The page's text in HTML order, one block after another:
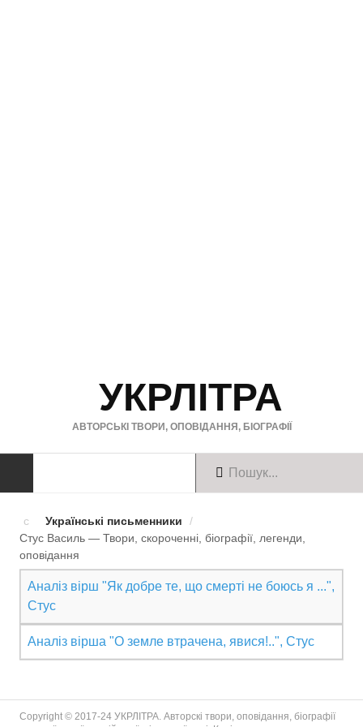
УКРЛІТРА
АВТОРСЬКІ ТВОРИ, ОПОВІДАННЯ, БІОГРАФІЇ
Твори українською
Твори англійською
Твори німецькою
БІОГРАФІЇ
Українські письменники
/
Стус Василь — Твори, скороченні, біографії, легенди,
оповiдання
Аналіз вірш "Як добре те, що смерті не боюсь я ...",
Стус
Аналіз вірша "О земле втрачена, явися!..", Стус
Copyright © 2017-24 УКРЛІТРА. Авторскі твори, оповідання, біографії